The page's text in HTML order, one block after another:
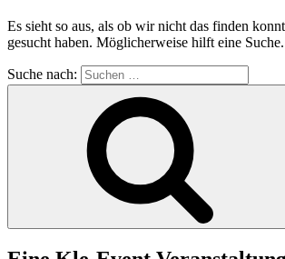
Es sieht so aus, als ob wir nicht das finden
gesucht haben. Möglicherweise hilft eine Suche.
Suche nach: